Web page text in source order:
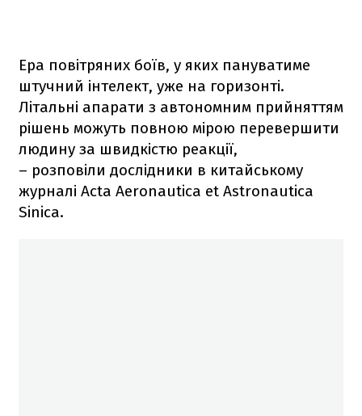
Ера повітряних боїв, у яких пануватиме
штучний інтелект, уже на горизонті.
Літальні апарати з автономним прийняттям
рішень можуть повною мірою перевершити
людину за швидкістю реакції,
– розповіли дослідники в китайському
журналі Acta Aeronautica et Astronautica
Sinica.